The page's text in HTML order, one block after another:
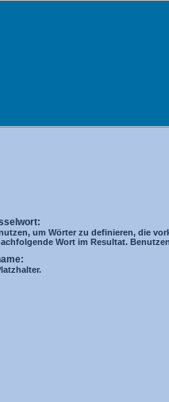
um Wörter zu definieren, die
Wort im Resultat.